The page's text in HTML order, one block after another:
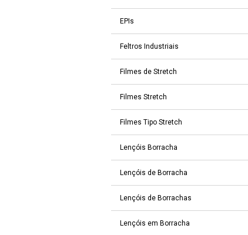
EPIs
Feltros Industriais
Filmes de Stretch
Filmes Stretch
Filmes Tipo Stretch
Lençóis Borracha
Lençóis de Borracha
Lençóis de Borrachas
Lençóis em Borracha